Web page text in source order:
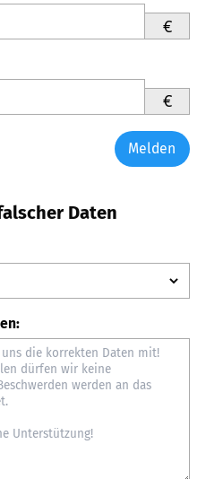
€
€
Melden
Daten